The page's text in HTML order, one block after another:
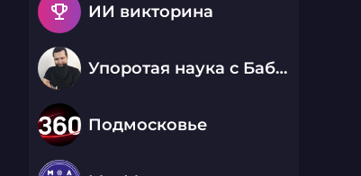
emoji_events ИИ викторина
Упоротая наука с Бабаем Лютым
Подмосковье